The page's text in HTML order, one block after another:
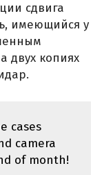
сдвига
имеющийся у
двух копиях
cases
camera
of month!